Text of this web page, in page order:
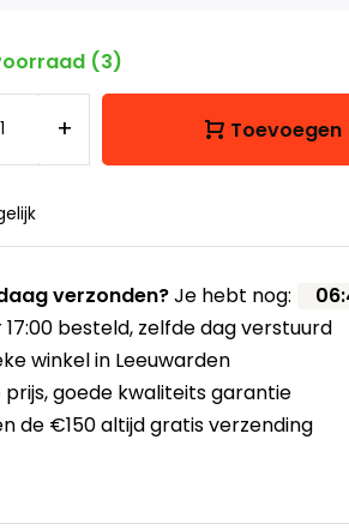
(3)
+ Toevoegen
verzonden?Je hebt nog: 06:
besteld, zelfde dag verstuurd
winkelin Leeuwarden
prijs,goede kwaliteits garantie
de €150altijd gratis verzending